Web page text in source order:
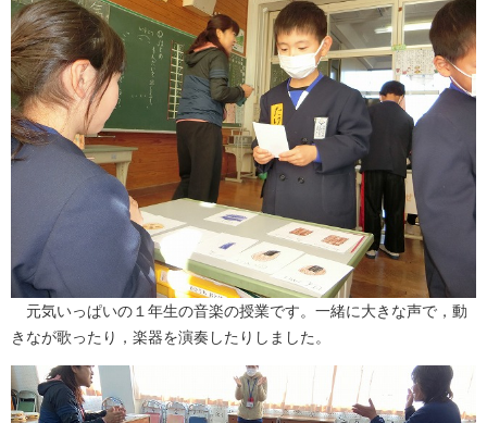
元気いっぱいの１年生の音楽の授業です。一緒に大きな声で，動
きなが歌ったり，楽器を演奏したりしました。